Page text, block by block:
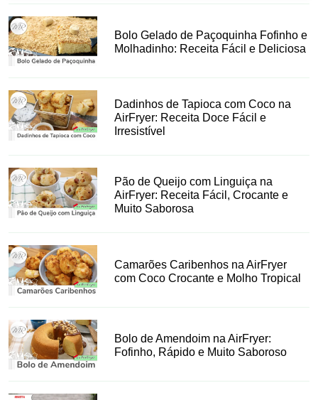
Bolo Gelado de Paçoquinha Fofinho e
Molhadinho: Receita Fácil e Deliciosa
Dadinhos de Tapioca com Coco na
AirFryer: Receita Doce Fácil e
Irresistível
Pão de Queijo com Linguiça na
AirFryer: Receita Fácil, Crocante e
Muito Saborosa
Camarões Caribenhos na AirFryer
com Coco Crocante e Molho Tropical
Bolo de Amendoim na AirFryer:
Fofinho, Rápido e Muito Saboroso